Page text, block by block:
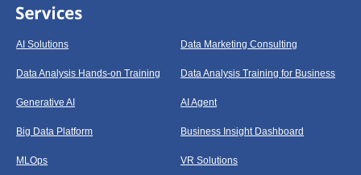
AI Solutions Data Marketing Consulting
Data Analysis Hands-on Training Data Analysis Training for Business
Generative AI AI Agent
Big Data Platform Business Insight Dashboard
MLOps VR Solutions